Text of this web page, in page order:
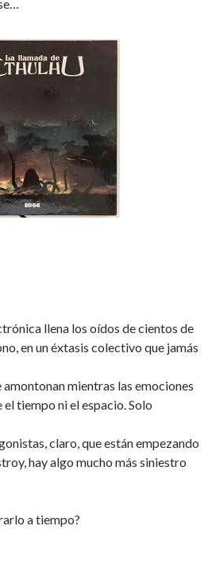
llena los oídos de cientos de
en un éxtasis colectivo que jamás
mientras las emociones
tiempo ni el espacio. Solo
claro, que están empezando
hay algo mucho más siniestro
a tiempo?